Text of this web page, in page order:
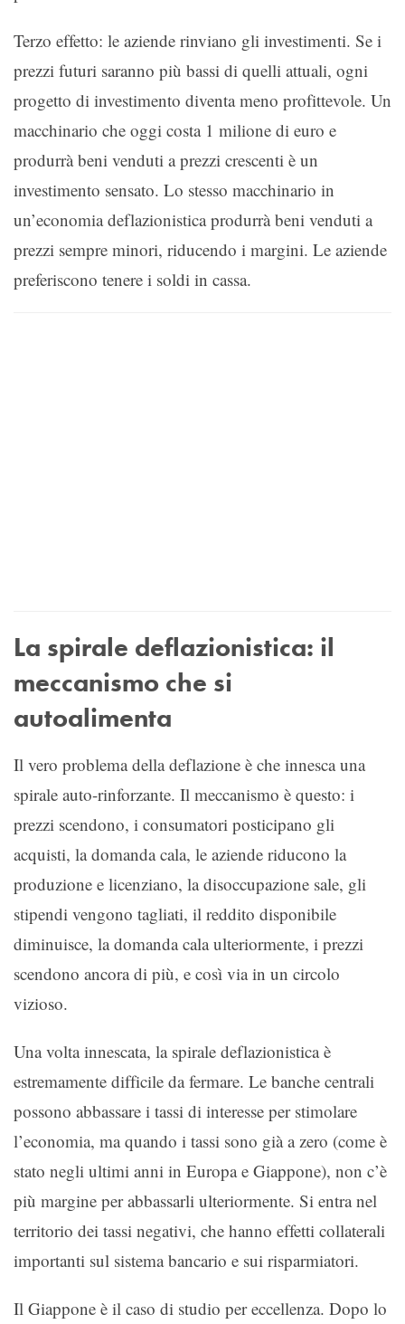
Terzo effetto: le aziende rinviano gli investimenti. Se i
prezzi futuri saranno più bassi di quelli attuali, ogni
progetto di investimento diventa meno profittevole. Un
macchinario che oggi costa 1 milione di euro e
produrrà beni venduti a prezzi crescenti è un
investimento sensato. Lo stesso macchinario in
un’economia deflazionistica produrrà beni venduti a
prezzi sempre minori, riducendo i margini. Le aziende
preferiscono tenere i soldi in cassa.
La spirale deflazionistica: il
meccanismo che si
autoalimenta
Il vero problema della deflazione è che innesca una
spirale auto-rinforzante. Il meccanismo è questo: i
prezzi scendono, i consumatori posticipano gli
acquisti, la domanda cala, le aziende riducono la
produzione e licenziano, la disoccupazione sale, gli
stipendi vengono tagliati, il reddito disponibile
diminuisce, la domanda cala ulteriormente, i prezzi
scendono ancora di più, e così via in un circolo
vizioso.
Una volta innescata, la spirale deflazionistica è
estremamente difficile da fermare. Le banche centrali
possono abbassare i tassi di interesse per stimolare
l’economia, ma quando i tassi sono già a zero (come è
stato negli ultimi anni in Europa e Giappone), non c’è
più margine per abbassarli ulteriormente. Si entra nel
territorio dei tassi negativi, che hanno effetti collaterali
importanti sul sistema bancario e sui risparmiatori.
Il Giappone è il caso di studio per eccellenza. Dopo lo